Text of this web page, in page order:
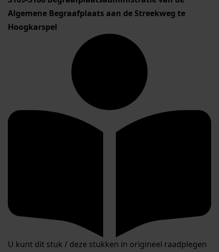
Algemene Begraafplaats aan de Streekweg te
Hoogkarspel
U kunt dit stuk / deze stukken in origineel raadplegen